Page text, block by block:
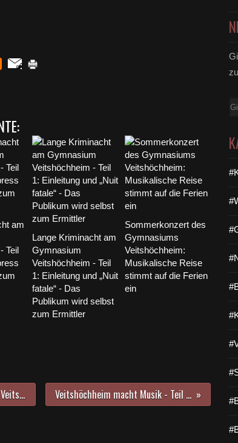
am
Teil
Lange Kriminacht am
Gymnasium
Veitshöchheim - Teil
1: Einleitung und „Nuit
fatale“ - Das
Publikum wird selbst
zum Ermittler
Sommerkonzert des
Gymnasiums
Veitshöchheim:
Musikalische Reise
stimmt auf die Ferien
ein
Experimentell: 6 c des Gymnasiums Veitshöchheim kam in der Bücherei im Bahnhof in den Genuss von Reineckes „Undine-Sonate“ für Flöte und Klavier, gemixt mit Wassernymphen-Trickfilm Veitshöchheim macht Musik - Teil 1: Projektchor der Sing- und Musikschule gab mit dem Gitarristen Oliver Thedieck Kostproben aus dem neuen Konzertprogramm
E-